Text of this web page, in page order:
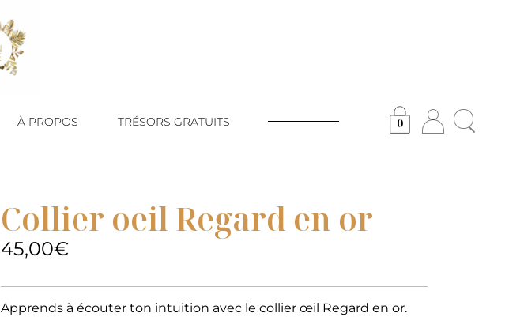
À PROPOS TRÉSORS GRATUITS 0
Collier oeil Regard en or
45,00€
Apprends à écouter ton intuition avec le collier œil Regard en or.